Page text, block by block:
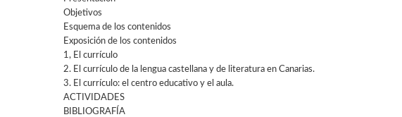
Objetivos
Esquema de los contenidos
Exposición de los contenidos
1, El currículo
2. El currículo de la lengua castellana y de literatura en Canarias.
3. El currículo: el centro educativo y el aula.
ACTIVIDADES
BIBLIOGRAFÍA